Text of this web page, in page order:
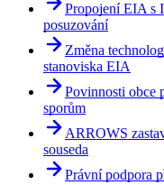
Propojení EIA s
posuzování
Změna
stanoviska EIA
Povinnosti obce
sporům
ARROWS
souseda
Právní podpora